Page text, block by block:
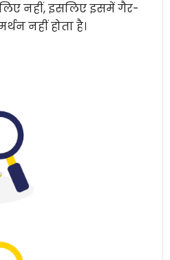
नहीं, इसलिए इसमें गैर-
नहीं होता है।